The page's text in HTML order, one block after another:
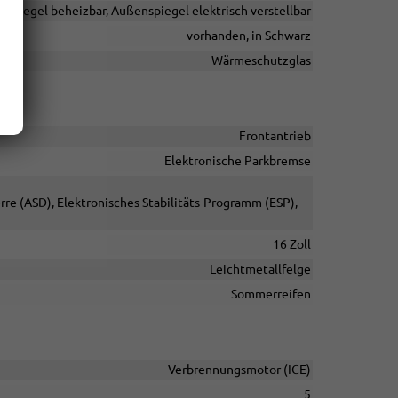
beheizbar, Außenspiegel elektrisch verstellbar
vorhanden, in Schwarz
Wärmeschutzglas
Frontantrieb
Elektronische Parkbremse
(ASD), Elektronisches Stabilitäts-Programm (ESP),
16 Zoll
Leichtmetallfelge
Sommerreifen
Verbrennungsmotor (ICE)
5